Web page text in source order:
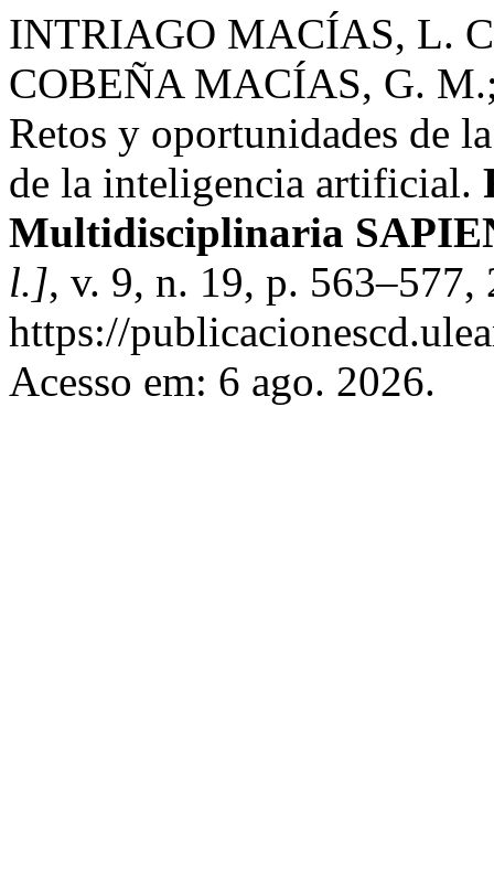
INTRIAGO MACÍAS, L.
COBEÑA MACÍAS, G.
Retos y oportunidades de
de la inteligencia artificial.
Multidisciplinaria
l.], v. 9, n. 19, p.
https://
Acesso em: 6 ago. 2026.